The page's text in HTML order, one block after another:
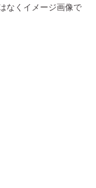
なくイメージ画像で